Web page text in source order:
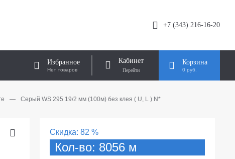
+7 (343) 216-16-20
Избранное
Нет товаров
Кабинет Корзина
0 руб.
— Серый WS 295 19/2 мм (100м) без клея ( U, L ) N*
Скидка:82 %
Кол-во: 8056 м